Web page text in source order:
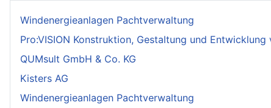
Windenergieanlagen Pachtverwaltung
Pro:VISION Konstruktion, Gestaltung und
QUMsult GmbH & Co. KG
Kisters AG
Windenergieanlagen Pachtverwaltung